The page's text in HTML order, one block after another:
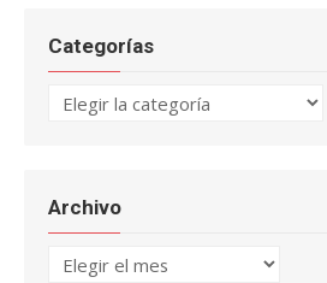
Categorías
Categorías
Archivo
Archivo